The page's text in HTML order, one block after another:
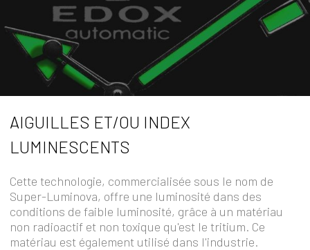
AIGUILLES ET/OU INDEX
LUMINESCENTS
Cette technologie, commercialisée sous le nom de
Super-Luminova, offre une luminosité dans des
conditions de faible luminosité, grâce à un matériau
non radioactif et non toxique qu'est le tritium. Ce
matériau est également utilisé dans l'industrie.